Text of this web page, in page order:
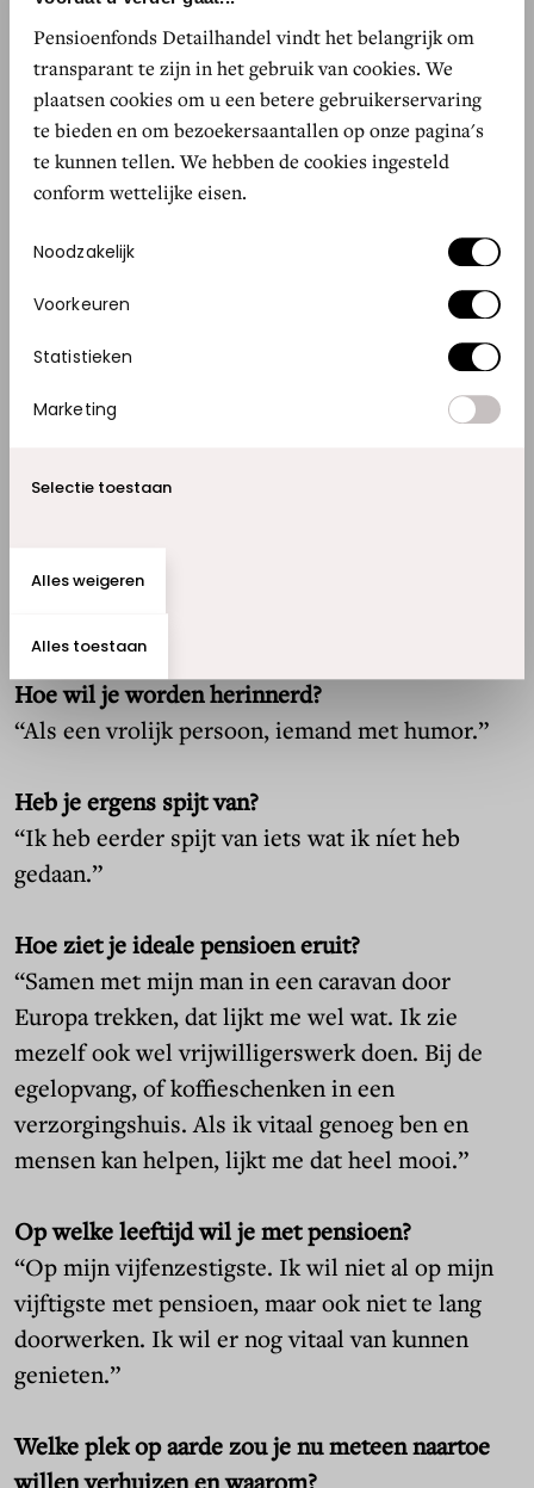
Pensioenfonds Detailhandel vindt het belangrijk om
transparant te zijn in het gebruik van cookies. We
plaatsen cookies om u een betere gebruikerservaring
te bieden en om bezoekersaantallen op onze pagina's
te kunnen tellen. We hebben de cookies ingesteld
conform wettelijke eisen.
Toestemmingsselectie
Noodzakelijk
Voorkeuren
Statistieken
Marketing
Alles toestaan
Selectie toestaan
Alles weigeren
Wat is je passie?
“Mijn zoontje van twee. Ik doe graag leuke
dingen met hem. Bijvoorbeeld naar de
dierentuin of kinderboerderij, of in de zomer
Is er iets dat jou plotseling uit je humeur kan
“Ik kan slecht tegen onrecht, of mensen die niet
luisteren en onredelijk zijn.”
Wat is voor jou het toppunt van geluk?
geluksmomenten. Het hoeft niet duur of ver te
zijn, voor mij zijn het de kleine dingen.”
Hoe wil je worden herinnerd?
“Als een vrolijk persoon, iemand met humor.”
Heb je ergens spijt van?
“Ik heb eerder spijt van iets wat ik níet heb
gedaan.”
Hoe ziet je ideale pensioen eruit?
“Samen met mijn man in een caravan door
Europa trekken, dat lijkt me wel wat. Ik zie
mezelf ook wel vrijwilligerswerk doen. Bij de
egelopvang, of koffieschenken in een
verzorgingshuis. Als ik vitaal genoeg ben en
mensen kan helpen, lijkt me dat heel mooi.”
Op welke leeftijd wil je met pensioen?
“Op mijn vijfenzestigste. Ik wil niet al op mijn
vijftigste met pensioen, maar ook niet te lang
doorwerken. Ik wil er nog vitaal van kunnen
genieten.”
Welke plek op aarde zou je nu meteen naartoe
willen verhuizen en waarom?